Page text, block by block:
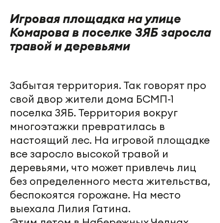
Игровая площадка на улице
Комарова в поселке ЗЯБ заросла
травой и деревьями
Забытая территория. Так говорят про
свой двор жители дома БСМП-1
поселка ЗЯБ. Территория вокруг
многоэтажки превратилась в
настоящий лес. На игровой площадке
все заросло высокой травой и
деревьями, что может привлечь лиц
без определенного места жительства,
беспокоятся горожане. На место
выехала Лилия Гатина.